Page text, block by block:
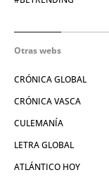
Otras webs
CRÓNICA GLOBAL
CRÓNICA VASCA
CULEMANÍA
LETRA GLOBAL
ATLÁNTICO HOY